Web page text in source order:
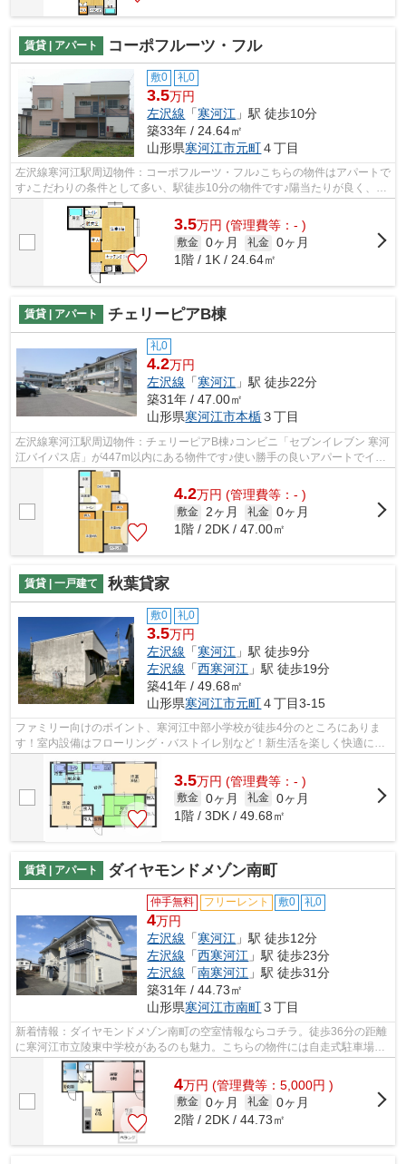
賃貸 | アパート コーポフルーツ・フル
敷0 礼0
3.5万円
左沢線 「寒河江 」駅 徒歩10分
築33年 / 24.64㎡
山形県寒河江市元町４丁目
左沢線寒河江駅周辺物件：コーポフルーツ・フル♪こちらの物件はアパートで
す♪こだわりの条件として多い、駅徒歩10分の物件です♪陽当たりが良く、日
中は電気代が節約できますのでおすす...
3.5万円 (管理費等：- )
敷金 0ヶ月 礼金 0ヶ月
1階 / 1K / 24.64㎡
賃貸 | アパート チェリーピアB棟
礼0
4.2万円
左沢線 「寒河江 」駅 徒歩22分
築31年 / 47.00㎡
山形県寒河江市本楯３丁目
左沢線寒河江駅周辺物件：チェリーピアB棟♪コンビニ「セブンイレブン 寒河
江バイパス店」が447m以内にある物件です♪使い勝手の良いアパートでイチ
オシの物件です♪寒河江市の物件探しで...
4.2万円 (管理費等：- )
敷金 2ヶ月 礼金 0ヶ月
1階 / 2DK / 47.00㎡
賃貸 | 一戸建て 秋葉貸家
敷0 礼0
3.5万円
左沢線 「寒河江 」駅 徒歩9分
左沢線 「西寒河江 」駅 徒歩19分
築41年 / 49.68㎡
山形県寒河江市元町４丁目3-15
ファミリー向けのポイント、寒河江中部小学校が徒歩4分のところにありま
す！室内設備はフローリング・バストイレ別など！新生活を楽しく快適に始
めたい方は是非当社までお問い合わせく...
3.5万円 (管理費等：- )
敷金 0ヶ月 礼金 0ヶ月
1階 / 3DK / 49.68㎡
賃貸 | アパート ダイヤモンドメゾン南町
仲手無料 フリーレント 敷0 礼0
4万円
左沢線 「寒河江 」駅 徒歩12分
左沢線 「西寒河江 」駅 徒歩23分
左沢線 「南寒河江 」駅 徒歩31分
築31年 / 44.73㎡
山形県寒河江市南町３丁目
新着情報：ダイヤモンドメゾン南町の空室情報ならコチラ。徒歩36分の距離
に寒河江市立陵東中学校があるのも魅力。こちらの物件には自走式駐車場が
あります。最上階の物件です。左沢線...
4万円 (管理費等：5,000円 )
敷金 0ヶ月 礼金 0ヶ月
2階 / 2DK / 44.73㎡